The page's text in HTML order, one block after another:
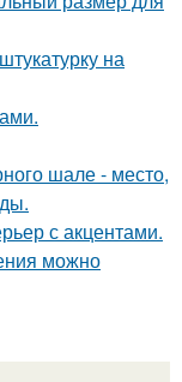
на
шале - место,
с акцентами.
можно